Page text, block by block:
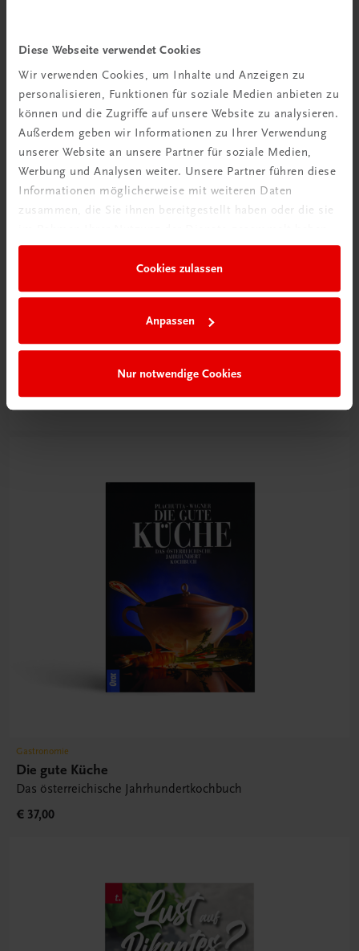
Diese Webseite verwendet Cookies
Wir verwenden Cookies, um Inhalte und Anzeigen zu
personalisieren, Funktionen für soziale Medien anbieten zu
können und die Zugriffe auf unsere Website zu analysieren.
Außerdem geben wir Informationen zu Ihrer Verwendung
unserer Website an unsere Partner für soziale Medien,
Werbung und Analysen weiter. Unsere Partner führen diese
Informationen möglicherweise mit weiteren Daten
zusammen, die Sie ihnen bereitgestellt haben oder die sie
Cookies zulassen
Anpassen
Nur notwendige Cookies
Gastronomie
Mehr als 45 Jahren Profikocherfahrung
€ 39,00
Rabattcode erhalten
Newsletter abonnieren
& Versandkosten sparen
Gastronomie
Die gute Küche
Das österreichische Jahrhundertkochbuch
€ 37,00